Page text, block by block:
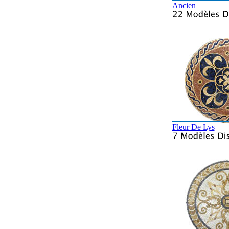
Ancien
Fleur De Lys